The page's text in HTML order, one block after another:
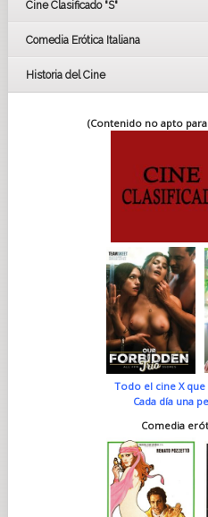
Cine Clasificado "S"
Comedia Erótica Italiana
Historia del Cine
(Contenido no apto
Todo el cine X que
Cada día una
Comedia